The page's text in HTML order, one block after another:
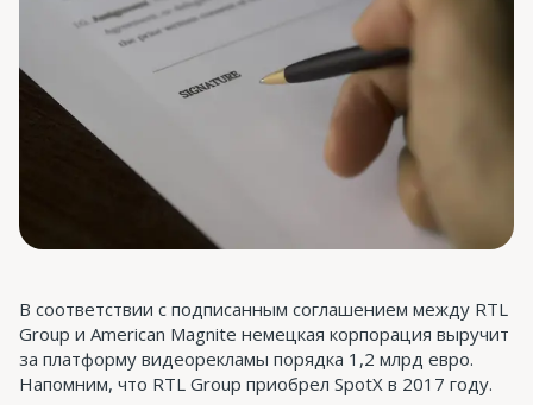
В соответствии с подписанным соглашением между RTL
Group и American Magnite немецкая корпорация выручит
за платформу видеорекламы порядка 1,2 млрд евро.
Напомним, что RTL Group приобрел SpotX в 2017 году.